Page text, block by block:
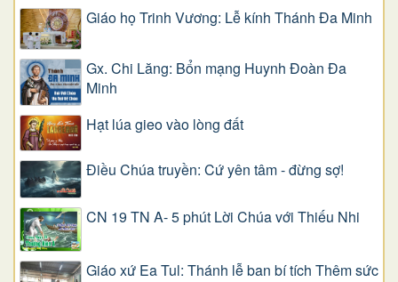
Giáo họ Trinh Vương: Lễ kính Thánh Đa Minh
Gx. Chi Lăng: Bổn mạng Huynh Đoàn Đa
Minh
Hạt lúa gieo vào lòng đất
Điều Chúa truyền: Cứ yên tâm - đừng sợ!
CN 19 TN A- 5 phút Lời Chúa với Thiếu Nhi
Giáo xứ Ea Tul: Thánh lễ ban bí tích Thêm sức